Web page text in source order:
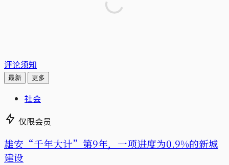
评论须知
最新 更多
社会
仅限会员
雄安“千年大计”第9年，一项进度为0.9%的新城
建设